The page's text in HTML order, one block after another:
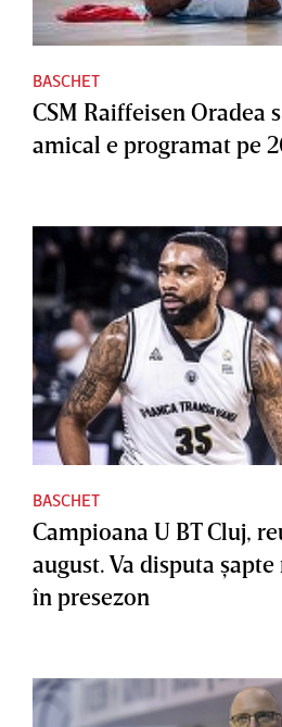
BASCHET
CSM Raiffeisen Oradea
amical e programat pe
BASCHET
Campioana U BT Cluj,
august. Va disputa
în presezon